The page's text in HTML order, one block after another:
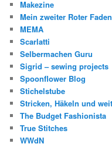
Makezine
Mein zweiter Roter Faden
MEMA
Scarlatti
Selbermachen Guru
Sigrid – sewing projects
Spoonflower Blog
Stichelstube
Stricken, Häkeln und
The Budget Fashionista
True Stitches
WWdN